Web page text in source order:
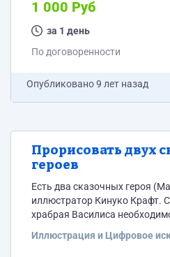
1 000 Руб
за 1 день
По договоренности
Опубликовано9 лет назад
Прорисовать двух
героев
Есть два сказочных героя
иллюстратор Кинуко Крафт.
храбрая Василиса
Иллюстрация и Цифровое